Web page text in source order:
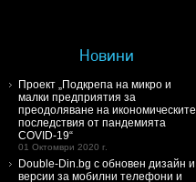
Новини
Проект „Подкрепа на микро и
малки предприятия за
преодоляване на икономическите
последствия от пандемията
COVID-19“
01 Октомври 2020 г.
Double-Din.bg с обновен дизайн и
версии за мобилни телефони и